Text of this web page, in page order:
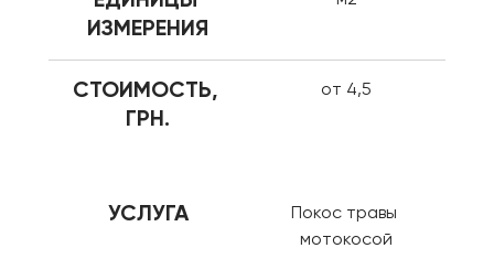
ИЗМЕРЕНИЯ
СТОИМОСТЬ,
ГРН.
от 4,5
УСЛУГА
Покос травы
мотокосой